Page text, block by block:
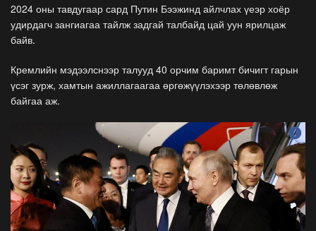
2024 оны тавдугаар сард Путин Бээжинд айлчлах үеэр хоёр
удирдагч зангиагаа тайлж задгай талбайд цай уун ярилцаж
байв.
Кремлийн мэдээлснээр талууд 40 орчим баримт бичигт гарын
үсэг зурж, хамтын ажиллагаагаа өргөжүүлэхээр төлөвлөж
байгаа аж.